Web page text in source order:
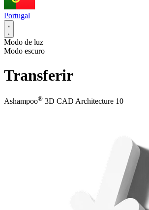
Portugal
Modo de luz
Modo escuro
Transferir
Ashampoo® 3D CAD Architecture 10